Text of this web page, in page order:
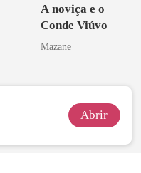
A noviça e o
Conde Viúvo
Mazane
Abrir